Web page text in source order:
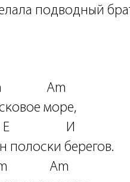
подводный
Am
море,
E И
полоски берегов.
Am